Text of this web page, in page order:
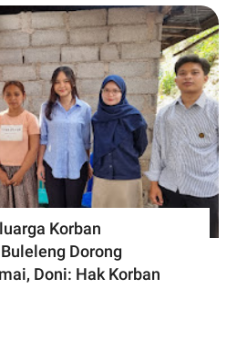
Korban
Dorong
Doni: Hak Korban